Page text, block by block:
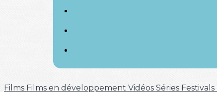
Films Films en développement Vidéos Séries